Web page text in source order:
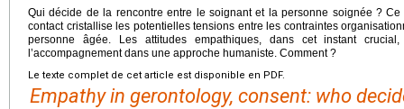
Qui décide de la rencontre entre le soignant et la personne soignée ?
contact cristallise les potentielles tensions entre les contraintes
personne âgée. Les attitudes empathiques, dans cet instant
l’accompagnement dans une approche humaniste. Comment ?
Le texte complet de cet article est disponible en PDF.
Empathy in gerontology, consent: who